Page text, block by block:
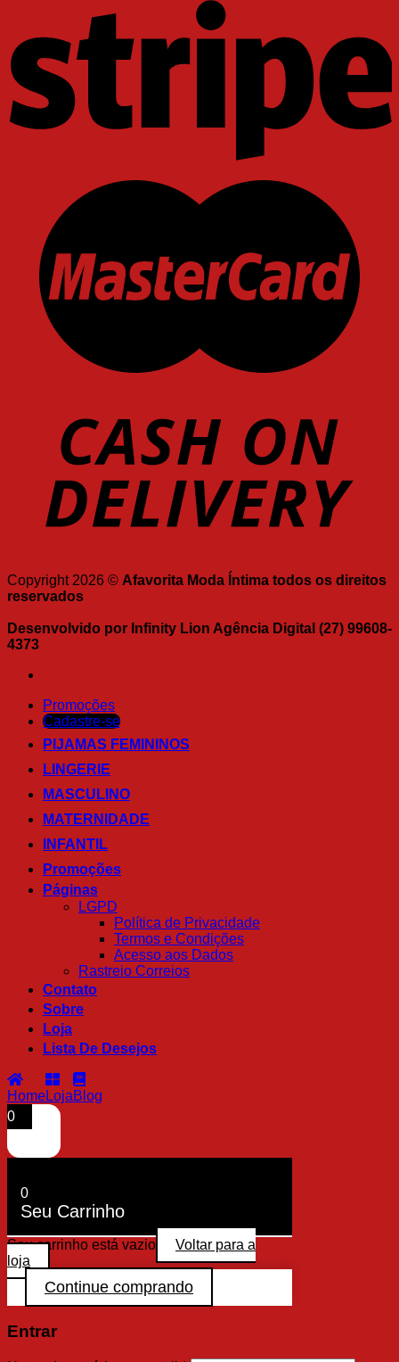
Copyright 2026 © Afavorita Moda Íntima todos os direitos
reservados
Desenvolvido por Infinity Lion Agência Digital (27) 99608-
4373
Promoções
Cadastre-se
PIJAMAS FEMININOS
LINGERIE
MASCULINO
MATERNIDADE
INFANTIL
Promoções
Páginas
LGPD
Política de Privacidade
Termos e Condições
Acesso aos Dados
Rastreio Correios
Contato
Sobre
Loja
Lista De Desejos
HomeLojaBlog
0
0
Seu Carrinho
Seu carrinho está vazio
Voltar para a
loja
Continue comprando
Entrar